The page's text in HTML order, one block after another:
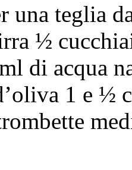
una teglia
½
di acqua
1 e ½